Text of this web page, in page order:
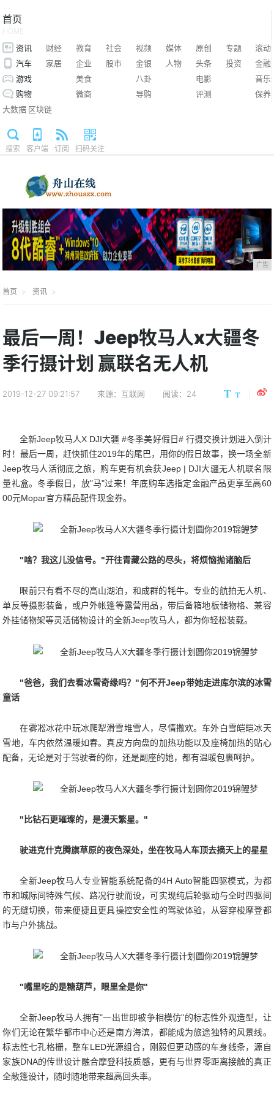
首页
HOME
资讯 财经 教育 社会 视频 媒体 原创 专题
滚动
汽车
家居 企业 股市 金银 人物 头条 投资
金融
游戏
美食 八卦 电影
音乐
购物
微商 导购 评测
保养
大数据 区块链
搜索 客户端 订阅 扫码关注
广告
首页 资讯
最后一周！Jeep牧马人x大疆冬
季行摄计划 赢联名无人机
2019-12-27 09:21:57 来源：互联网 阅读：24
全新Jeep牧马人X DJI大疆 #冬季美好假日# 行摄交换计划进入倒计
时！最后一周，赶快抓住2019年的尾巴，用你的假日故事，换一场全新
Jeep牧马人活彻底之旅，购车更有机会获Jeep | DJI大疆无人机联名限
量礼盒。冬季假日，放"马"过来！年底购车选指定金融产品更享至高60
00元Mopar官方精品配件现金券。
"啥？我这儿没信号。"开往青藏公路的尽头，将烦恼抛诸脑后
眼前只有看不尽的高山湖泊，和成群的牦牛。专业的航拍无人机、
单反等摄影装备，或户外帐篷等露营用品，带后备箱地板储物格、兼容
外挂储物架等灵活储物设计的全新Jeep牧马人，都为你轻松装载。
"爸爸，我们去看冰雪奇缘吗？"何不开Jeep带她走进库尔滨的冰雪
童话
在雾凇冰花中玩冰爬犁滑雪堆雪人，尽情撒欢。车外白雪皑皑冰天
雪地，车内依然温暖如春。真皮方向盘的加热功能以及座椅加热的贴心
配备，无论是对于驾驶者的你，还是副座的她，都有温暖包裹呵护。
"比钻石更璀璨的，是漫天繁星。"
驶进克什克腾旗草原的夜色深处，坐在牧马人车顶去摘天上的星星
全新Jeep牧马人专业智能系统配备的4H Auto智能四驱模式，为都
市和城际间特殊气候、路况行驶而设，可实现纯后轮驱动与全时四驱间
的无缝切换，带来便捷且更具操控安全性的驾驶体验，从容穿梭摩登都
市与户外挑战。
"嘴里吃的是糖葫芦，眼里全是你"
全新Jeep牧马人拥有"一出世即被争相模仿"的标志性外观造型，让
你们无论在繁华都市中心还是南方海滨，都能成为旅途独特的风景线。
标志性七孔格栅，整车LED光源组合，刚毅但更动感的车身线条，源自
家族DNA的传世设计融合摩登科技质感，更有与世界零距离接触的真正
全敞篷设计，随时随地带来超高回头率。